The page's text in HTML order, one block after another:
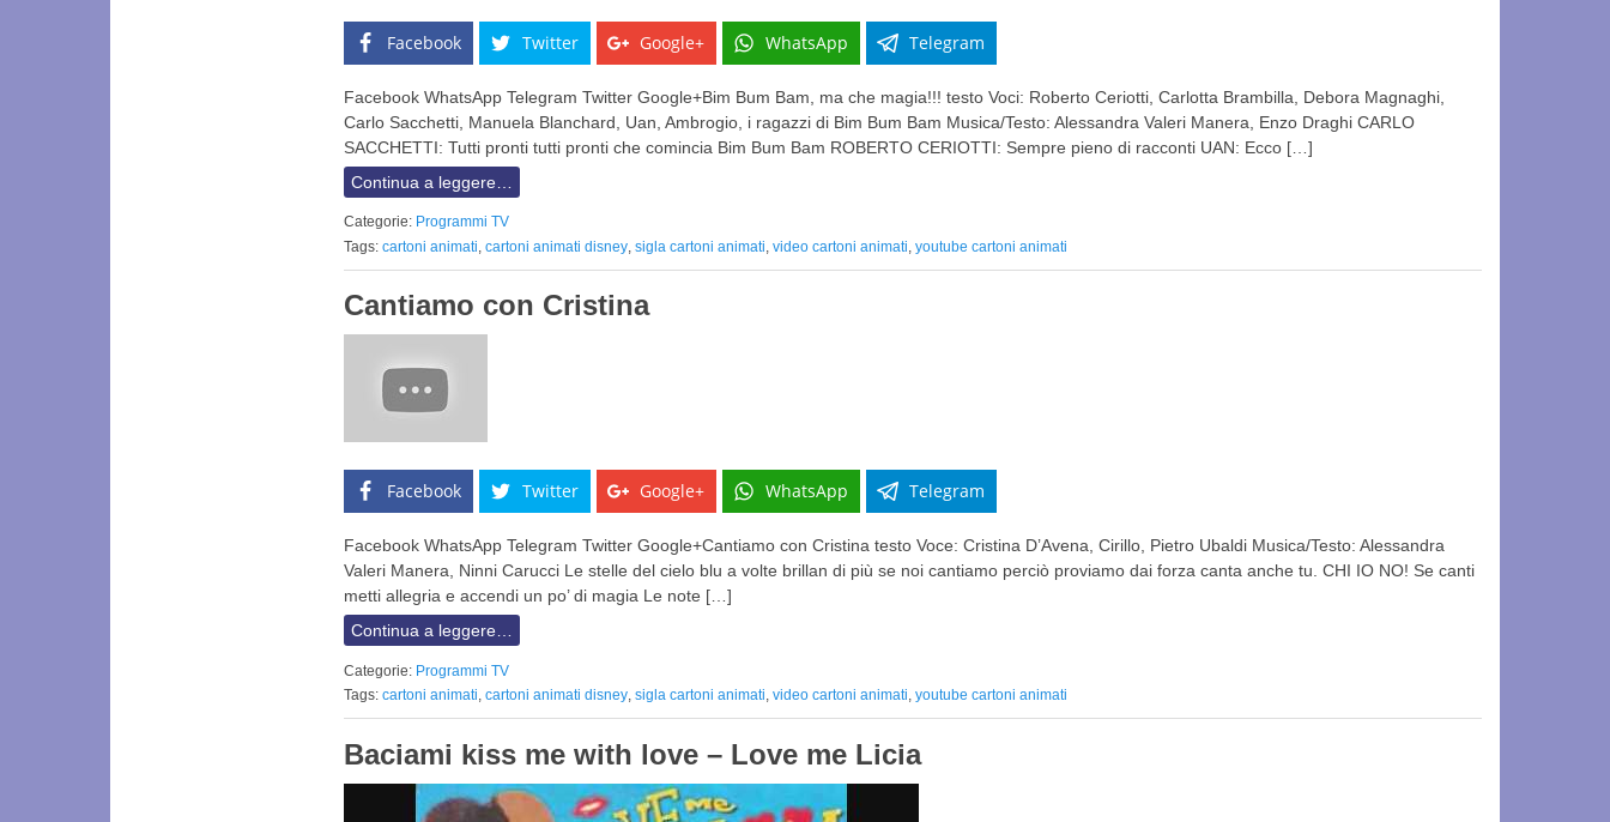
Facebook Twitter Google+ WhatsApp Telegram
Facebook WhatsApp Telegram Twitter Google+Bim Bum Bam, ma che magia!!! testo Voci: Roberto Ceriotti, Carlotta Brambilla, Debora Magnaghi,
Carlo Sacchetti, Manuela Blanchard, Uan, Ambrogio, i ragazzi di Bim Bum Bam Musica/Testo: Alessandra Valeri Manera, Enzo Draghi CARLO
SACCHETTI: Tutti pronti tutti pronti che comincia Bim Bum Bam ROBERTO CERIOTTI: Sempre pieno di racconti UAN: Ecco […]
Continua a leggere…
Categorie: Programmi TV
Tags: cartoni animati cartoni animati disney sigla cartoni animati video cartoni animati youtube cartoni animati
Cantiamo con Cristina
Facebook Twitter Google+ WhatsApp Telegram
Facebook WhatsApp Telegram Twitter Google+Cantiamo con Cristina testo Voce: Cristina D’Avena, Cirillo, Pietro Ubaldi Musica/Testo: Alessandra
Valeri Manera, Ninni Carucci Le stelle del cielo blu a volte brillan di più se noi cantiamo perciò proviamo dai forza canta anche tu. CHI IO NO! Se canti
metti allegria e accendi un po’ di magia Le note […]
Continua a leggere…
Categorie: Programmi TV
Tags: cartoni animati cartoni animati disney sigla cartoni animati video cartoni animati youtube cartoni animati
Baciami kiss me with love – Love me Licia